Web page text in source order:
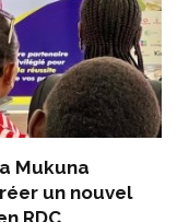
Mukuna
un nouvel
RDC